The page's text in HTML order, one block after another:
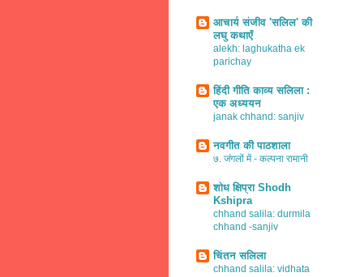
आचार्य संजीव 'सलिल' की
लघु कथाएँ
alekh: laghukatha ek
parichay
हिंदी गीति काव्य सलिला :
एक अध्ययन
janak chhand: sanjiv
नवगीत की पाठशाला
७. जंगलों में - कल्पना रामानी
शोध क्षिप्रा Shodh
Kshipra
chhand salila: durmila
chhand -sanjiv
चिंतन सलिला
chhand salila: vidhata